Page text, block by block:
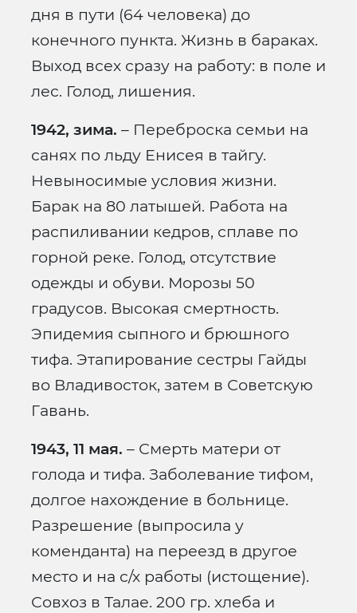
дня в пути (64 человека) до
конечного пункта. Жизнь в бараках.
Выход всех сразу на работу: в поле и
лес. Голод, лишения.
1942, зима. – Переброска семьи на
санях по льду Енисея в тайгу.
Невыносимые условия жизни.
Барак на 80 латышей. Работа на
распиливании кедров, сплаве по
горной реке. Голод, отсутствие
одежды и обуви. Морозы 50
градусов. Высокая смертность.
Эпидемия сыпного и брюшного
тифа. Этапирование сестры Гайды
во Владивосток, затем в Советскую
Гавань.
1943, 11 мая. – Смерть матери от
голода и тифа. Заболевание тифом,
долгое нахождение в больнице.
Разрешение (выпросила у
коменданта) на переезд в другое
место и на с/х работы (истощение).
Совхоз в Талае. 200 гр. хлеба и